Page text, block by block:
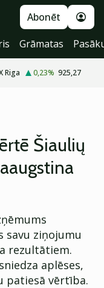
Abonēt
Grāmatas
Riga 0,23% 925,27
Šiaulių
savu ziņojumu
rezultātiem.
aplēses,
patiesā vērtība.